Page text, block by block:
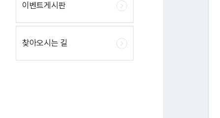
이벤트게시판
찾아오시는 길